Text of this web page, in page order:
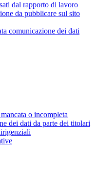
dal rapporto di lavoro
da pubblicare sul sito
comunicazione dei dati
o incompleta
dei dati da parte dei titolari